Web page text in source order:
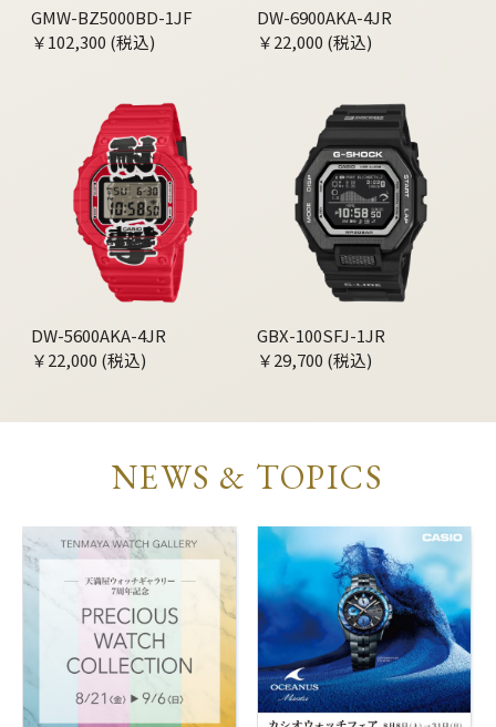
GMW-BZ5000BD-1JF
￥102,300 (税込)
DW-6900AKA-4JR
￥22,000 (税込)
DW-5600AKA-4JR
￥22,000 (税込)
GBX-100SFJ-1JR
￥29,700 (税込)
NEWS & TOPICS